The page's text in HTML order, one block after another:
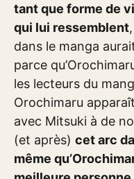
tant que forme de
qui lui ressemblent
dans le manga
parce
les lecteurs du
Orochimaru
avec Mitsuki à de
(et après) cet arc
même